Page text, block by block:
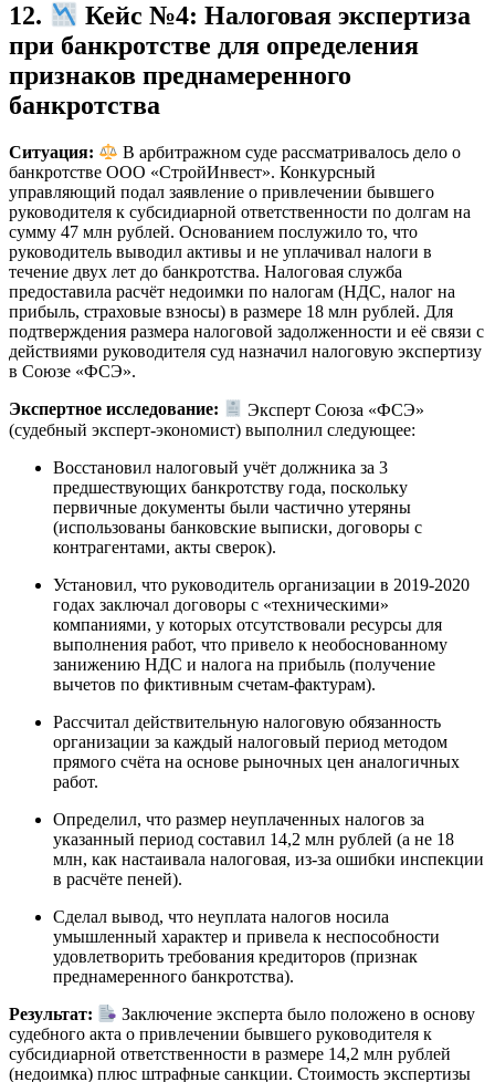
12.
Кейс №4: Налоговая экспертиза
при банкротстве для определения
признаков преднамеренного
банкротства
Ситуация:
В арбитражном суде рассматривалось дело о
банкротстве ООО «СтройИнвест». Конкурсный
управляющий подал заявление о привлечении бывшего
руководителя к субсидиарной ответственности по долгам на
сумму 47 млн рублей. Основанием послужило то, что
руководитель выводил активы и не уплачивал налоги в
течение двух лет до банкротства. Налоговая служба
предоставила расчёт недоимки по налогам (НДС, налог на
прибыль, страховые взносы) в размере 18 млн рублей. Для
подтверждения размера налоговой задолженности и её связи с
действиями руководителя суд назначил налоговую экспертизу
в Союзе «ФСЭ».
Экспертное исследование:
Эксперт Союза «ФСЭ»
(судебный эксперт-экономист) выполнил следующее:
Восстановил налоговый учёт должника за 3
предшествующих банкротству года, поскольку
первичные документы были частично утеряны
(использованы банковские выписки, договоры с
контрагентами, акты сверок).
Установил, что руководитель организации в 2019-2020
годах заключал договоры с «техническими»
компаниями, у которых отсутствовали ресурсы для
выполнения работ, что привело к необоснованному
занижению НДС и налога на прибыль (получение
вычетов по фиктивным счетам-фактурам).
Рассчитал действительную налоговую обязанность
организации за каждый налоговый период методом
прямого счёта на основе рыночных цен аналогичных
работ.
Определил, что размер неуплаченных налогов за
указанный период составил 14,2 млн рублей (а не 18
млн, как настаивала налоговая, из-за ошибки инспекции
в расчёте пеней).
Сделал вывод, что неуплата налогов носила
умышленный характер и привела к неспособности
удовлетворить требования кредиторов (признак
преднамеренного банкротства).
Результат:
Заключение эксперта было положено в основу
судебного акта о привлечении бывшего руководителя к
субсидиарной ответственности в размере 14,2 млн рублей
(недоимка) плюс штрафные санкции. Стоимость экспертизы